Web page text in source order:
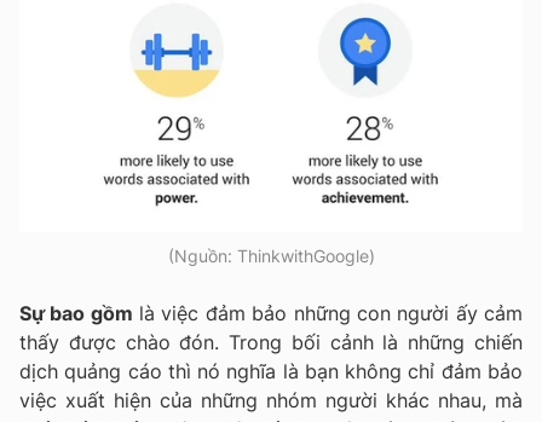
(Nguồn: ThinkwithGoogle)
Sự bao gồm là việc đảm bảo những con người ấy cảm
thấy được chào đón. Trong bối cảnh là những chiến
dịch quảng cáo thì nó nghĩa là bạn không chỉ đảm bảo
việc xuất hiện của những nhóm người khác nhau, mà